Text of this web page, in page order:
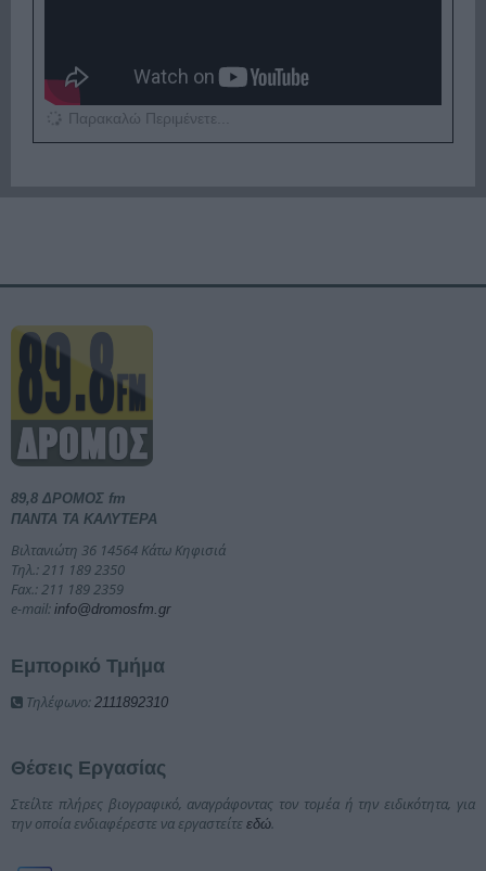
Παρακαλώ Περιμένετε...
89,8 ΔΡΟΜΟΣ fm
ΠΑΝΤΑ ΤΑ ΚΑΛΥΤΕΡΑ
Βιλτανιώτη 36 14564 Κάτω Κηφισιά
Τηλ.: 211 189 2350
Fax.: 211 189 2359
e-mail: info@dromosfm.gr
Εμπορικό Τμήμα
Τηλέφωνο: 2111892310
Θέσεις Εργασίας
Στείλτε πλήρες βιογραφικό, αναγράφοντας τον τομέα ή την ειδικότητα, για
την οποία ενδιαφέρεστε να εργαστείτε εδώ.